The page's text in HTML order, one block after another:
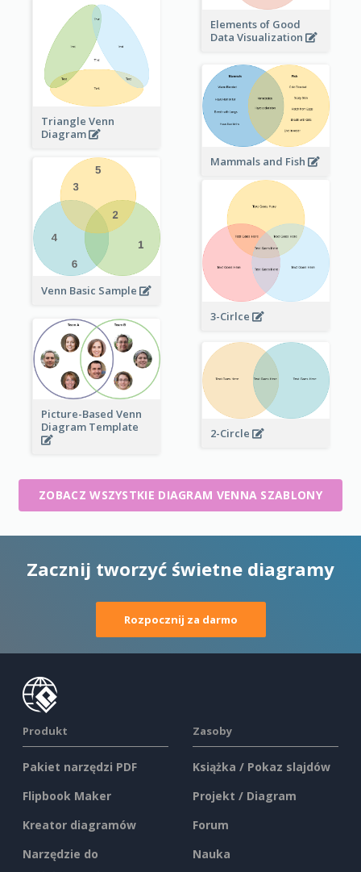
Elements of Good
Data Visualization
Triangle Venn
Diagram
Mammals and Fish
Venn Basic Sample
3-Cirlce
Picture-Based Venn
Diagram Template
2-Circle
ZOBACZ WSZYSTKIE DIAGRAM VENNA SZABLONY
Zacznij tworzyć świetne diagramy
Rozpocznij za darmo
Produkt
Pakiet narzędzi PDF
Flipbook Maker
Kreator diagramów
Narzędzie do
Zasoby
Książka / Pokaz slajdów
Projekt / Diagram
Forum
Nauka